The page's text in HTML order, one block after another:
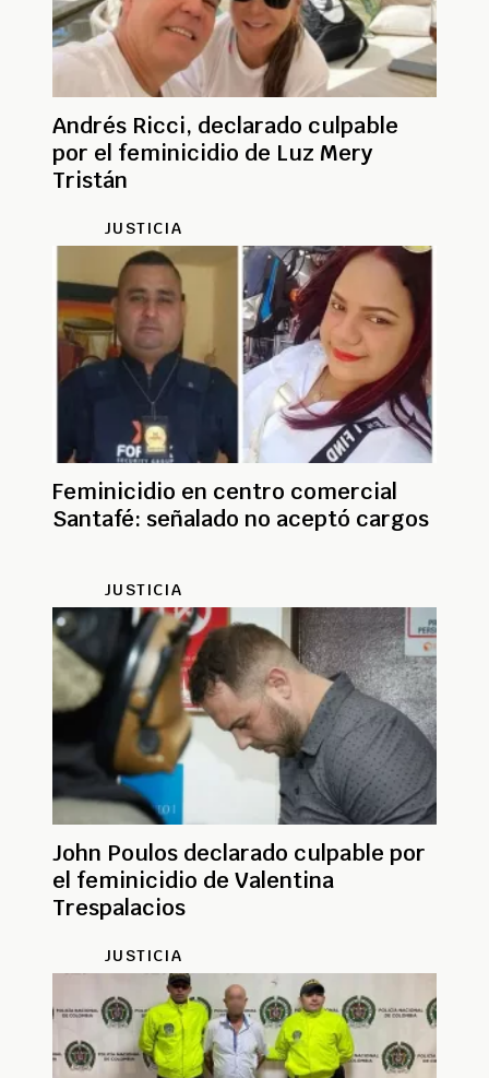
Andrés Ricci, declarado culpable
por el feminicidio de Luz Mery
Tristán
JUSTICIA
Feminicidio en centro comercial
Santafé: señalado no aceptó cargos
JUSTICIA
John Poulos declarado culpable por
el feminicidio de Valentina
Trespalacios
JUSTICIA